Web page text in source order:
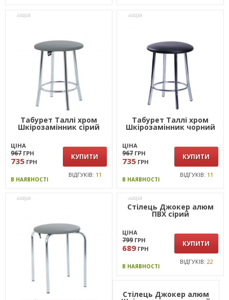
АКЦІЯ
Табурет Таллі хром
Шкірозамінник сірий
ЦІНА
967 ГРН
735 ГРН
КУПИТИ
В НАЯВНОСТІ
ВІДГУКІВ: 11
АКЦІЯ
Табурет Таллі хром
Шкiрозамiнник чорний
ЦІНА
967 ГРН
735 ГРН
КУПИТИ
В НАЯВНОСТІ
ВІДГУКІВ: 11
АКЦІЯ АКЦІЯ